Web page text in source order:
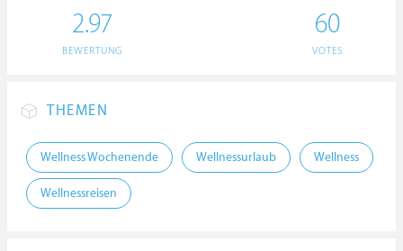
2.97
BEWERTUNG
60
VOTES
THEMEN
Wellness Wochenende Wellnessurlaub Wellness
Wellnessreisen